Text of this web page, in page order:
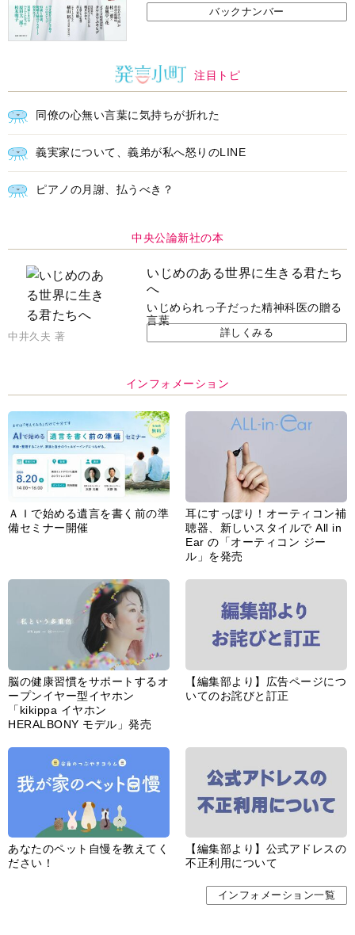
同僚の心無い言葉に気持ちが折れた
義実家について、義弟が私へ怒りのLINE
ピアノの月謝、払うべき？
中央公論新社の本
いじめのある世界に生きる君たち
へ
いじめられっ子だった精神科医の贈る
言葉
中井久夫 著
インフォメーション
ＡＩで始める遺言を書く前の準
備セミナー開催
耳にすっぽり！オーティコン補
聴器、新しいスタイルで All in
Ear の「オーティコン ジー
ル」を発売
脳の健康習慣をサポートするオ
ープンイヤー型イヤホン
「kikippa イヤホン
HERALBONY モデル」発売
【編集部より】広告ページにつ
あなたのペット自慢を教えてく
ださい！
【編集部より】公式アドレスの
インフォメーション一覧